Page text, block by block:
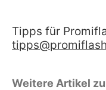
Tipps für
Weitere Artikel